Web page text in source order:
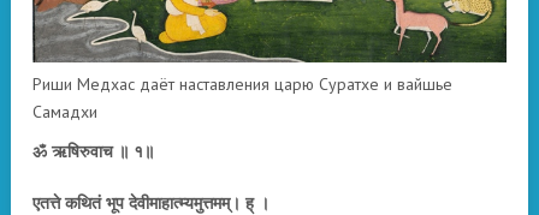
Риши Медхас даёт наставления царю Суратхе и вайшье
Самадхи
ॐ ऋषिरुवाच ॥ १॥
एतत्ते कथितं भूप देवीमाहात्म्यमुत्तमम्। ह् ।